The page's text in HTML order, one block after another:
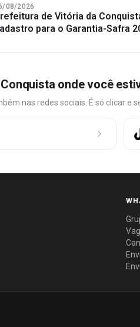
08/2026
de Vitória da
para o Garantia-Safra
onde você
nas redes sociais. É só clicar e